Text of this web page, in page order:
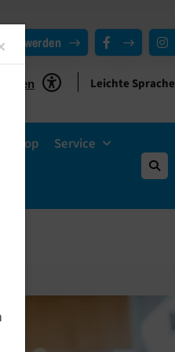
werden
Leichte Sprache
Shop Service
Close